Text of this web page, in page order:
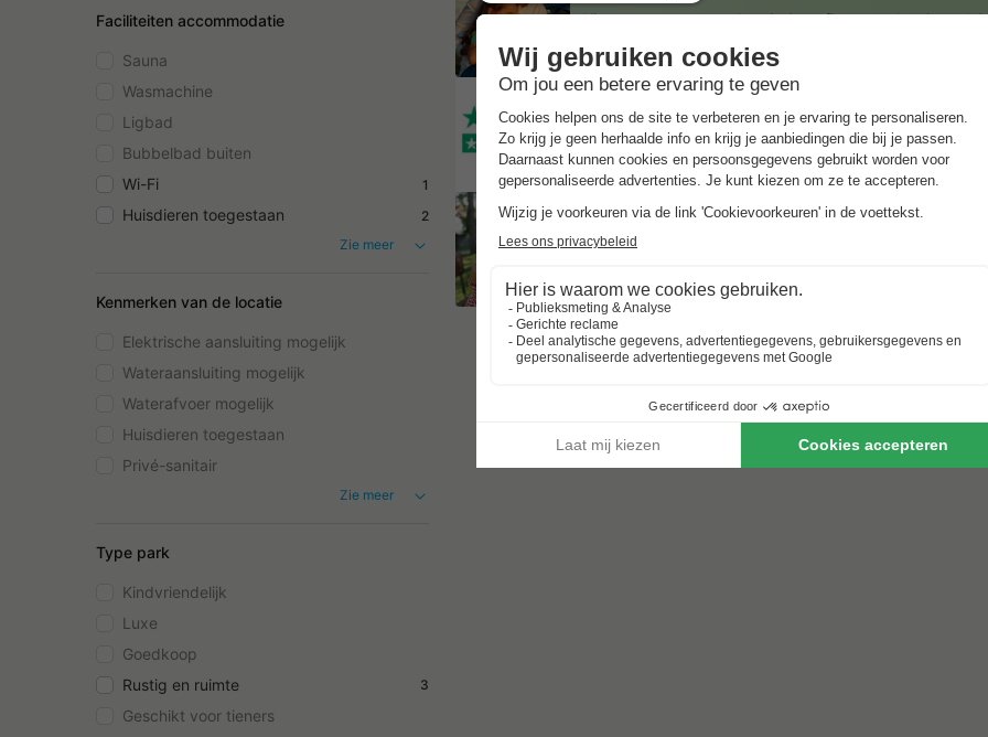
Faciliteiten accommodatie
Sauna
Wasmachine
Ligbad
Bubbelbad buiten
Wi-Fi
1
Huisdieren toegestaan
2
Zie meer
Kenmerken van de locatie
Elektrische aansluiting mogelijk
Wateraansluiting mogelijk
Waterafvoer mogelijk
Huisdieren toegestaan
Privé-sanitair
Zie meer
Type park
Kindvriendelijk
Luxe
Goedkoop
Rustig en ruimte
3
Geschikt voor tieners
Kies een spontane vakantie & profiteer van kortingen!
Al 10.064+ reizigers gingen je voor! —„Al vakantie bij
7 nachten onder de €500!
Boek nu een voordelige zomervakantie & profiteer aan